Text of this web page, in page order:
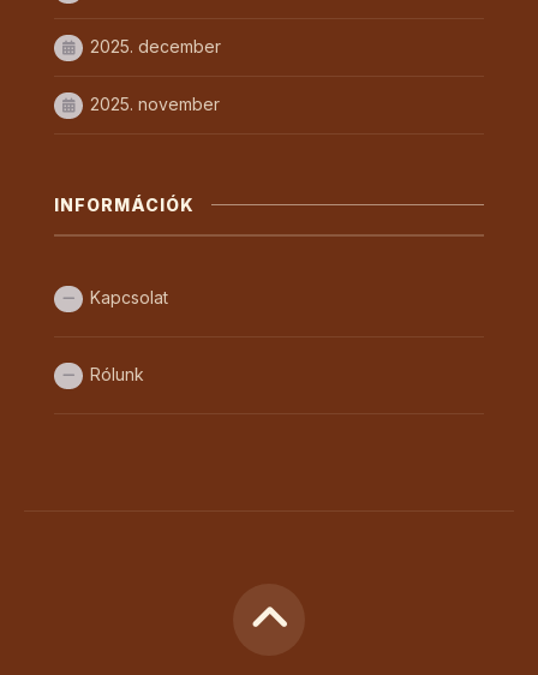
2025. december
2025. november
INFORMÁCIÓK
Kapcsolat
Rólunk